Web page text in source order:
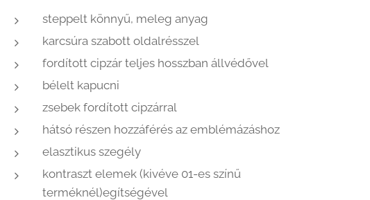
steppelt könnyű, meleg anyag
karcsúra szabott oldalrésszel
fordított cipzár teljes hosszban állvédővel
bélelt kapucni
zsebek fordított cipzárral
hátsó részen hozzáférés az emblémázáshoz
elasztikus szegély
kontraszt elemek (kivéve 01-es színű
terméknél)egítségével